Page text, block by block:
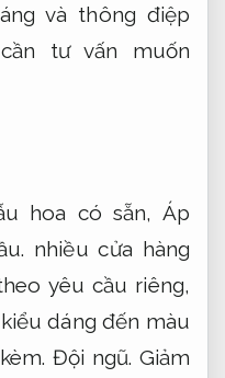
và thông điệp
tư vấn muốn
hoa có sẵn, Áp
nhiều cửa hàng
yêu cầu riêng,
dáng đến màu
Đội ngũ. Giảm